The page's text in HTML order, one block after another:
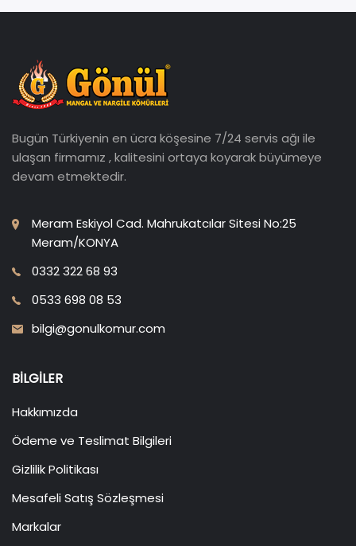
Bugün Türkiyenin en ücra köşesine 7/24 servis ağı ile
ulaşan firmamız , kalitesini ortaya koyarak büyümeye
devam etmektedir.
Meram Eskiyol Cad. Mahrukatcılar Sitesi No:25
Meram/KONYA
0332 322 68 93
0533 698 08 53
bilgi@gonulkomur.com
BILGILER
Hakkımızda
Ödeme ve Teslimat Bilgileri
Gizlilik Politikası
Mesafeli Satış Sözleşmesi
Markalar